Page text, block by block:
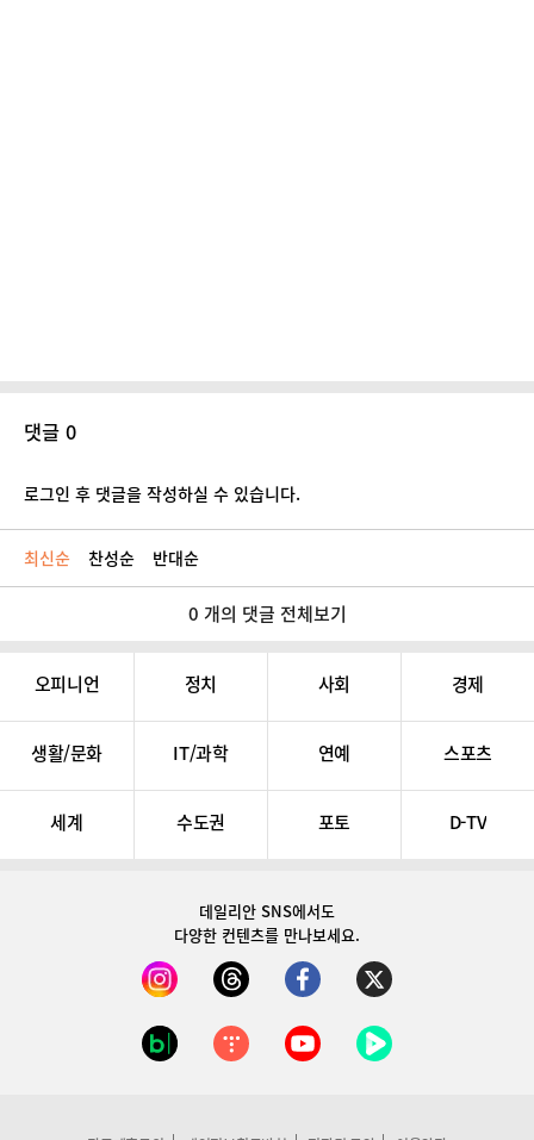
댓글 0
로그인 후 댓글을 작성하실 수 있습니다.
최신순 찬성순 반대순
0 개의 댓글 전체보기
오피니언 정치 사회 경제
생활/문화 IT/과학 연예 스포츠
세계 수도권 포토 D-TV
데일리안 SNS에서도
다양한 컨텐츠를 만나보세요.